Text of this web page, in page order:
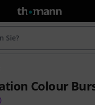
Colour
5 Sternen aus 43
)